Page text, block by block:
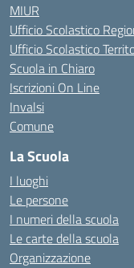
MIUR
Ufficio Scolastico
Ufficio Scolastico
Scuola in Chiaro
Iscrizioni On Line
Invalsi
Comune
La Scuola
I luoghi
Le persone
I numeri della scuola
Le carte della scuola
Organizzazione